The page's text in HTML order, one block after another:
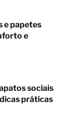
e papetes
e
sociais
práticas